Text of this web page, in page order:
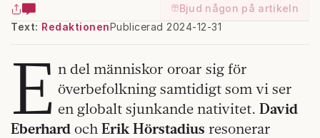
Bjud någon på artikeln
Text: RedaktionenPublicerad 2024-12-31
E n del människor oroar sig för
överbefolkning samtidigt som vi ser
en globalt sjunkande nativitet.David
Eberhard och Erik Hörstadius resonerar